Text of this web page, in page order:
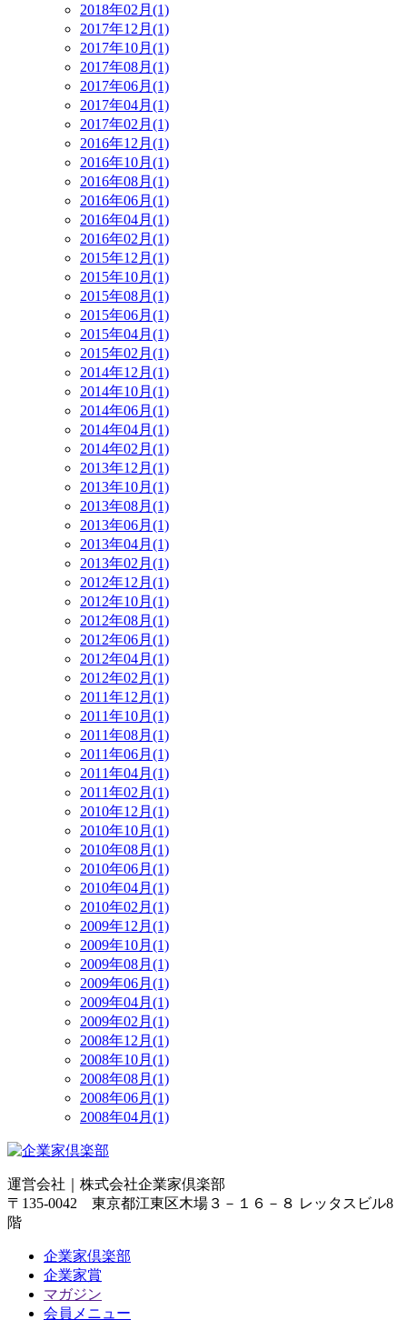
2018年02月(1)
2017年12月(1)
2017年10月(1)
2017年08月(1)
2017年06月(1)
2017年04月(1)
2017年02月(1)
2016年12月(1)
2016年10月(1)
2016年08月(1)
2016年06月(1)
2016年04月(1)
2016年02月(1)
2015年12月(1)
2015年10月(1)
2015年08月(1)
2015年06月(1)
2015年04月(1)
2015年02月(1)
2014年12月(1)
2014年10月(1)
2014年06月(1)
2014年04月(1)
2014年02月(1)
2013年12月(1)
2013年10月(1)
2013年08月(1)
2013年06月(1)
2013年04月(1)
2013年02月(1)
2012年12月(1)
2012年10月(1)
2012年08月(1)
2012年06月(1)
2012年04月(1)
2012年02月(1)
2011年12月(1)
2011年10月(1)
2011年08月(1)
2011年06月(1)
2011年04月(1)
2011年02月(1)
2010年12月(1)
2010年10月(1)
2010年08月(1)
2010年06月(1)
2010年04月(1)
2010年02月(1)
2009年12月(1)
2009年10月(1)
2009年08月(1)
2009年06月(1)
2009年04月(1)
2009年02月(1)
2008年12月(1)
2008年10月(1)
2008年08月(1)
2008年06月(1)
2008年04月(1)
運営会社｜ 株式会社企業家倶楽部
〒135-0042 東京都江東区木場３－１６－８ レッタスビル8
階
企業家倶楽部
企業家賞
マガジン
会員メニュー